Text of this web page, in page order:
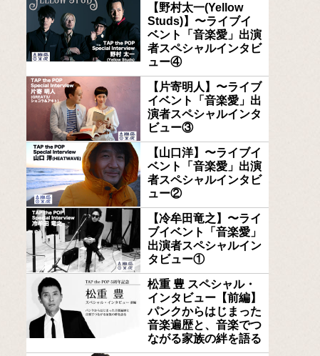
【野村太一(Yellow
Studs)】〜ライブイ
ベント「音楽愛」出演
者スペシャルインタビ
ュー④
【片寄明人】〜ライブ
イベント「音楽愛」出
演者スペシャルインタ
ビュー③
【山口洋】〜ライブイ
ベント「音楽愛」出演
者スペシャルインタビ
ュー②
【冷牟田竜之】〜ライ
ブイベント「音楽愛」
出演者スペシャルイン
タビュー①
松重 豊 スペシャル・
インタビュー【前編】
パンクからはじまった
音楽遍歴と、音楽でつ
ながる家族の絆を語る